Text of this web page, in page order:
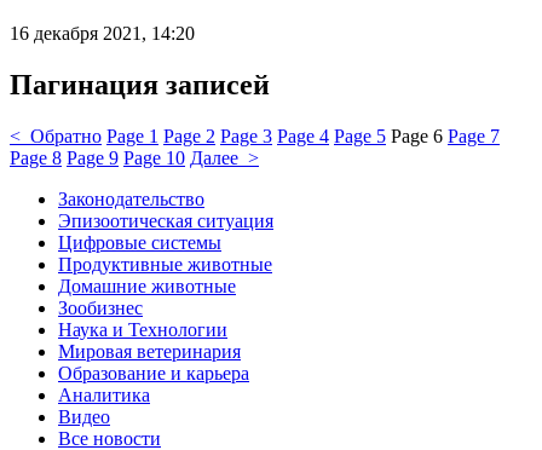
16 декабря 2021, 14:20
Пагинация записей
< Обратно Page 1 Page 2 Page 3 Page 4 Page 5 Page 6 Page 7
Page 8 Page 9 Page 10 Далее >
Законодательство
Эпизоотическая ситуация
Цифровые системы
Продуктивные животные
Домашние животные
Зообизнес
Наука и Технологии
Мировая ветеринария
Образование и карьера
Аналитика
Видео
Все новости